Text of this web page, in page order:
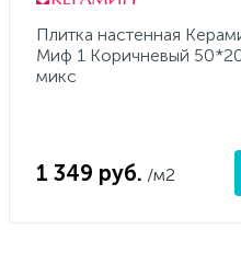
Плитка настенная
Миф 1 Коричневый
микс
1 349 руб. /м2